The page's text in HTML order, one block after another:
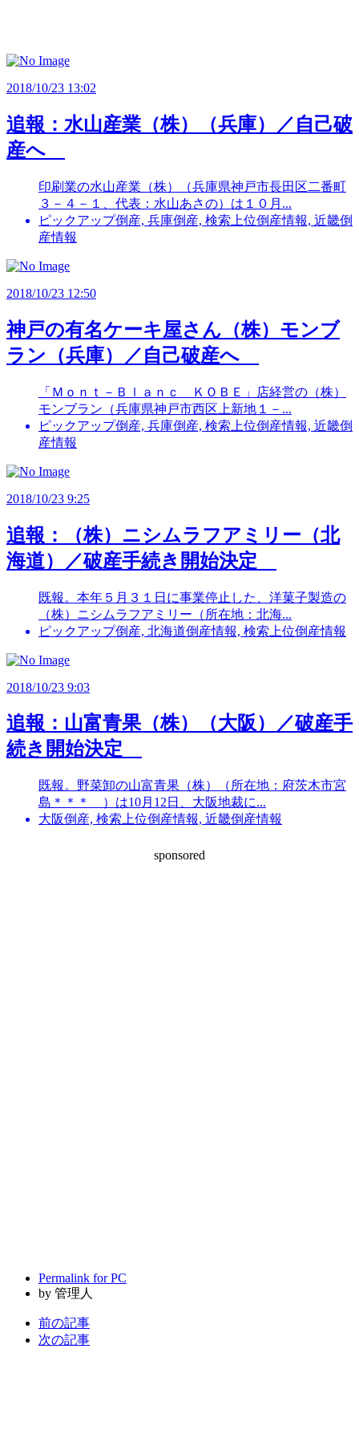
2018/10/23 13:02
追報：水山産業（株）（兵庫）／自己破
産へ
印刷業の水山産業（株）（兵庫県神戸市長田区二番町
３－４－１、代表：水山あさの）は１０月...
ピックアップ倒産, 兵庫倒産, 検索上位倒産情報, 近畿倒
産情報
2018/10/23 12:50
神戸の有名ケーキ屋さん（株）モンブ
ラン（兵庫）／自己破産へ
「Ｍｏｎｔ－Ｂｌａｎｃ ＫＯＢＥ」店経営の（株）
モンブラン（兵庫県神戸市西区上新地１－...
ピックアップ倒産, 兵庫倒産, 検索上位倒産情報, 近畿倒
産情報
2018/10/23 9:25
追報：（株）ニシムラフアミリー（北
海道）／破産手続き開始決定
既報。本年５月３１日に事業停止した、洋菓子製造の
（株）ニシムラフアミリー（所在地：北海...
ピックアップ倒産, 北海道倒産情報, 検索上位倒産情報
2018/10/23 9:03
追報：山富青果（株）（大阪）／破産手
続き開始決定
既報。野菜卸の山富青果（株）（所在地：府茨木市宮
島＊＊＊ ）は10月12日、大阪地裁に...
大阪倒産, 検索上位倒産情報, 近畿倒産情報
sponsored
Permalink for PC
by 管理人
前の記事
次の記事